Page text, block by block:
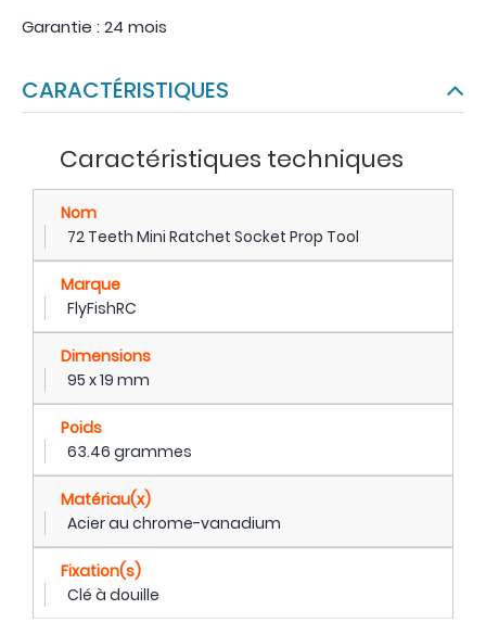
Garantie : 24 mois
CARACTÉRISTIQUES
Caractéristiques techniques
Nom
72 Teeth Mini Ratchet Socket Prop Tool
Marque
FlyFishRC
Dimensions
95 x 19 mm
Poids
63.46 grammes
Matériau(x)
Acier au chrome-vanadium
Fixation(s)
Clé à douille